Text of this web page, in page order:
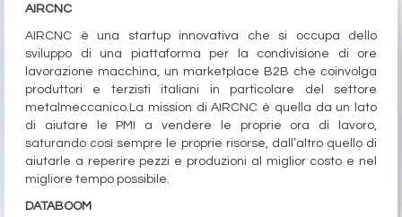
AIRCNC
AIRCNC è una startup innovativa che si occupa dello
sviluppo di una piattaforma per la condivisione di ore
lavorazione macchina, un marketplace B2B che coinvolga
produttori e terzisti italiani in particolare del settore
metalmeccanico.La mission di AIRCNC è quella da un lato
di aiutare le PMI a vendere le proprie ora di lavoro,
saturando così sempre le proprie risorse, dall’altro quello di
aiutarle a reperire pezzi e produzioni al miglior costo e nel
migliore tempo possibile.
DATABOOM